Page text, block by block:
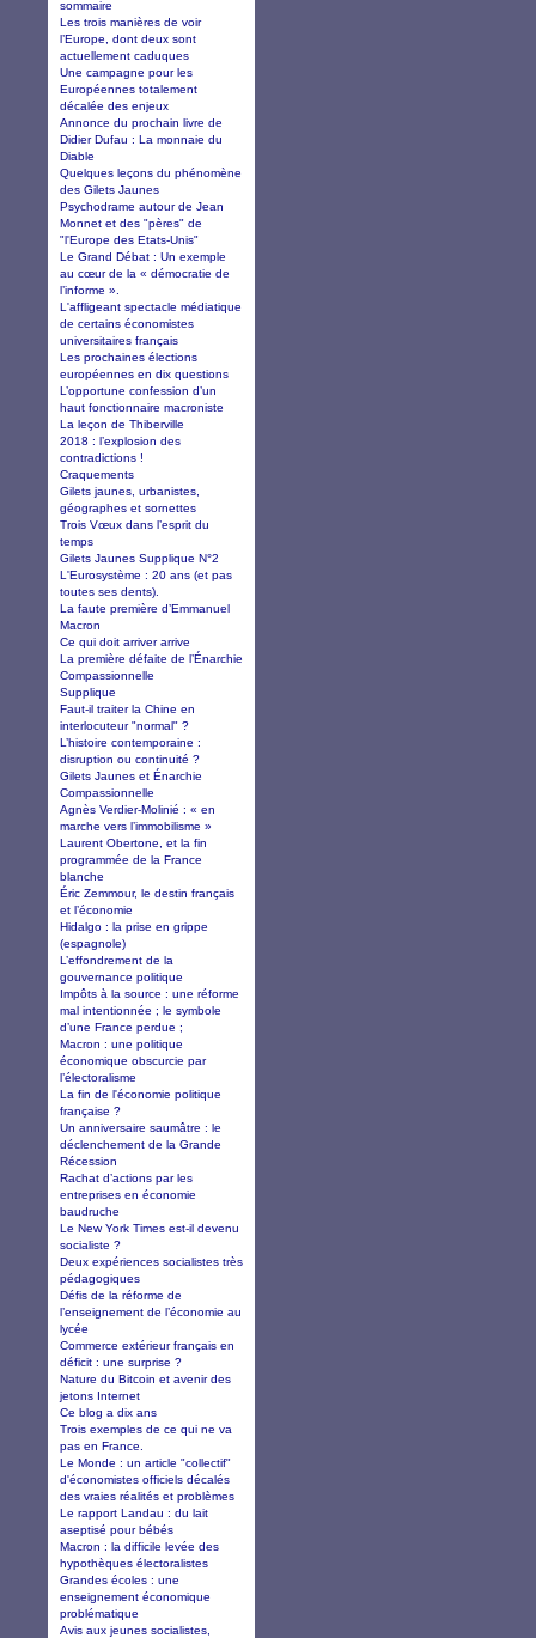
sommaire
Les trois manières de voir
l’Europe, dont deux sont
actuellement caduques
Une campagne pour les
Européennes totalement
décalée des enjeux
Annonce du prochain livre de
Didier Dufau : La monnaie du
Diable
Quelques leçons du phénomène
des Gilets Jaunes
Psychodrame autour de Jean
Monnet et des "pères" de
"l'Europe des Etats-Unis"
Le Grand Débat : Un exemple
au cœur de la « démocratie de
l’informe ».
L'affligeant spectacle médiatique
de certains économistes
universitaires français
Les prochaines élections
européennes en dix questions
L’opportune confession d’un
haut fonctionnaire macroniste
La leçon de Thiberville
2018 : l’explosion des
contradictions !
Craquements
Gilets jaunes, urbanistes,
géographes et sornettes
Trois Vœux dans l’esprit du
temps
Gilets Jaunes Supplique N°2
L'Eurosystème : 20 ans (et pas
toutes ses dents).
La faute première d’Emmanuel
Macron
Ce qui doit arriver arrive
La première défaite de l’Énarchie
Compassionnelle
Supplique
Faut-il traiter la Chine en
interlocuteur "normal" ?
L’histoire contemporaine :
disruption ou continuité ?
Gilets Jaunes et Énarchie
Compassionnelle
Agnès Verdier-Molinié : « en
marche vers l’immobilisme »
Laurent Obertone, et la fin
programmée de la France
blanche
Éric Zemmour, le destin français
et l’économie
Hidalgo : la prise en grippe
(espagnole)
L’effondrement de la
gouvernance politique
Impôts à la source : une réforme
mal intentionnée ; le symbole
d’une France perdue ;
Macron : une politique
économique obscurcie par
l’électoralisme
La fin de l'économie politique
française ?
Un anniversaire saumâtre : le
déclenchement de la Grande
Récession
Rachat d’actions par les
entreprises en économie
baudruche
Le New York Times est-il devenu
socialiste ?
Deux expériences socialistes très
pédagogiques
Défis de la réforme de
l’enseignement de l’économie au
lycée
Commerce extérieur français en
déficit : une surprise ?
Nature du Bitcoin et avenir des
jetons Internet
Ce blog a dix ans
Trois exemples de ce qui ne va
pas en France.
Le Monde : un article "collectif"
d'économistes officiels décalés
des vraies réalités et problèmes
Le rapport Landau : du lait
aseptisé pour bébés
Macron : la difficile levée des
hypothèques électoralistes
Grandes écoles : une
enseignement économique
problématique
Avis aux jeunes socialistes,